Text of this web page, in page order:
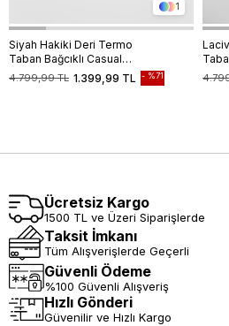
1
Siyah Hakiki Deri Termo
Taban Bağcıklı Casual
Ayakkabı 1033235119
1.399,99 TL
4.799,99 TL %71
Ücretsiz Kargo
1500 TL ve Üzeri Siparişlerde
Taksit İmkanı
Tüm Alışverişlerde Geçerli
Güvenli Ödeme
%100 Güvenli Alışveriş
Hızlı Gönderi
Güvenilir ve Hızlı Kargo